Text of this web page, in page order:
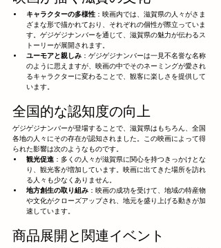
キャラクターの多様性 ：映画内では、滋賀県の人々がさま
ざまな形で描かれており、それぞれの個性が際立っていま
す。ゲジゲジナンバーを通じて、滋賀県の魅力が伝わるス
トーリーが展開されます。
ユーモアと親しみ ：ゲジゲジナンバーは一見不名誉な名称
のように思えますが、映画の中でそのネーミングが愛され
るキャラクターに変わることで、観客に楽しさを提供して
います。
全国的な認知度の向上
ゲジゲジナンバーが登場することで、滋賀県はもちろん、全国
各地の人々にその存在が認知されました。この映画によって得
られた影響は次のようなものです。
観光促進 ：多くの人々が滋賀県に関心を持つきっかけとな
り、観光客が増加しています。映画に出てきた場所を訪れ
る人々も少なくありません。
地方創生の取り組み ：映画の成功を受けて、地域の特産物
や文化がクローズアップされ、地元を盛り上げる動きが加
速しています。
商品展開と関連イベント